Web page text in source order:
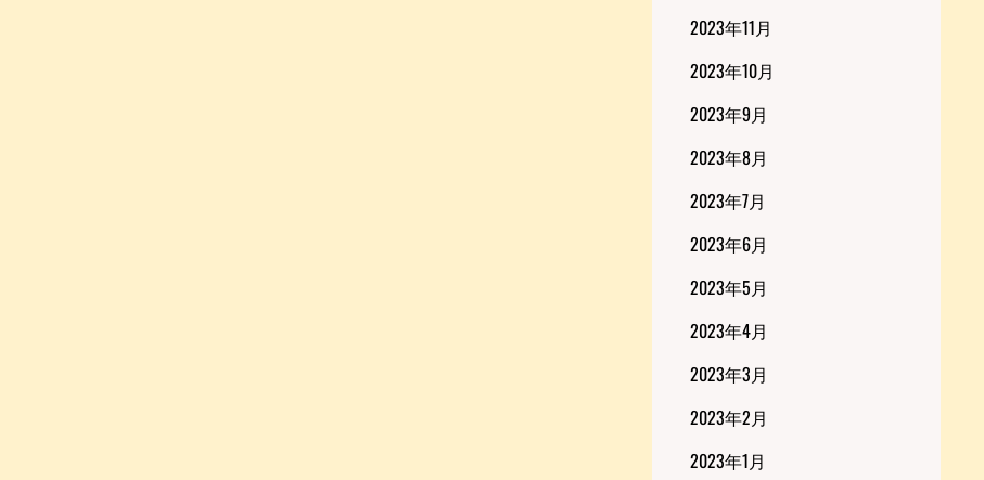
2023年11月
2023年10月
2023年9月
2023年8月
2023年7月
2023年6月
2023年5月
2023年4月
2023年3月
2023年2月
2023年1月